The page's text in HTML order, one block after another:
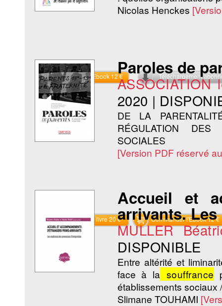
Nicolas Henckes
Commander l'Ebook 12 € Téléchargement
Paroles de
ASSOCIATION
2020 |
DE LA
RÉGULATION DES
SOCIALES
[Version PDF réservé
Commander le livre 20 € Commander l'Ebook 12 €
Accueil et
arrivants.
MULLER
DISPONIBLE
Entre altérité et
face à la souffrance
établissements sociaux /
Slimane TOUHAMI